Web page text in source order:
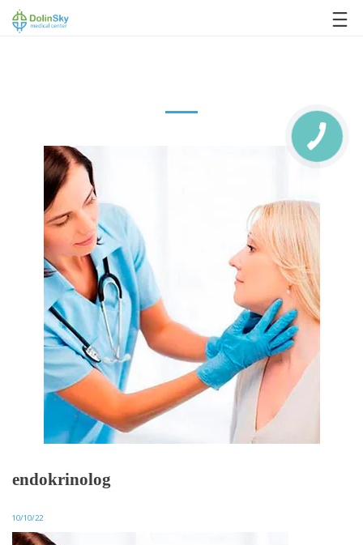
endokrinolog
10/10/22